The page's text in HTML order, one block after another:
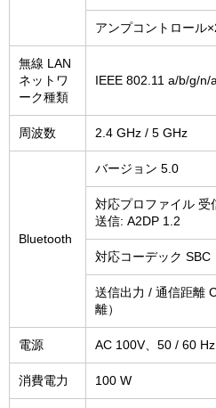
アンプコントロール
無線 LAN
ネットワ
ーク種類
IEEE 802.11 a/b/g/n/
周波数 2.4 GHz / 5 GHz
Bluetooth
バージョン 5.0
対応プロファイル 受
送信: A2DP 1.2
対応コーデック SBC
送信出力 / 通信距離
離）
電源 AC 100V、50 / 60 Hz
消費電力 100 W